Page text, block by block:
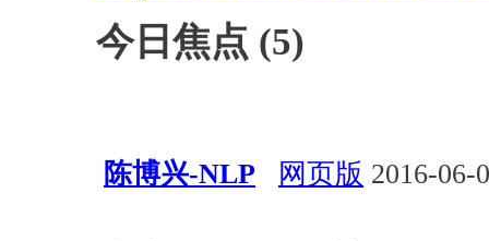
今日焦点 (5)
陈博兴-NLP 网页版 2016-06-